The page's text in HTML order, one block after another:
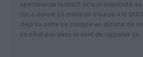
spéciaux de la SNCF et la productivité
(on a donné 50 milliards d’euros à la
déjà sa dette se compte en dizaine de
ce n’est pas dans le vent de rappeler ça.